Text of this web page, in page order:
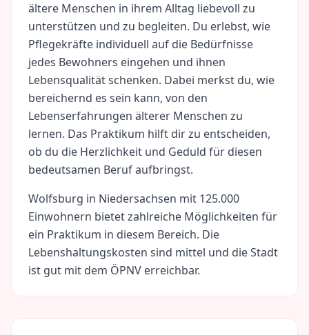
ältere Menschen in ihrem Alltag liebevoll zu
unterstützen und zu begleiten. Du erlebst, wie
Pflegekräfte individuell auf die Bedürfnisse
jedes Bewohners eingehen und ihnen
Lebensqualität schenken. Dabei merkst du, wie
bereichernd es sein kann, von den
Lebenserfahrungen älterer Menschen zu
lernen. Das Praktikum hilft dir zu entscheiden,
ob du die Herzlichkeit und Geduld für diesen
bedeutsamen Beruf aufbringst.
Wolfsburg in Niedersachsen mit 125.000
Einwohnern bietet zahlreiche Möglichkeiten für
ein Praktikum in diesem Bereich. Die
Lebenshaltungskosten sind mittel und die Stadt
ist gut mit dem ÖPNV erreichbar.